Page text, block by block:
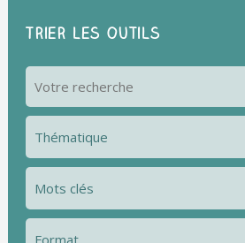
Trier les outils